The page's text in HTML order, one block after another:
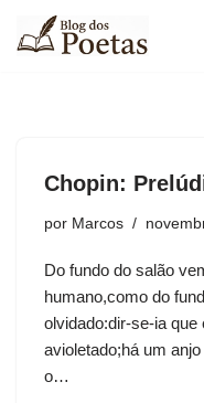
Pular
Chopin:
por Marcos
Do fundo do salão
humano,como do
olvidado:dir-se-ia
avioletado;há um
o…